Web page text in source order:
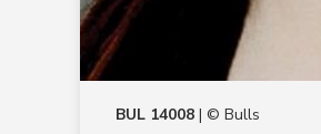
BUL 14008 | © Bulls